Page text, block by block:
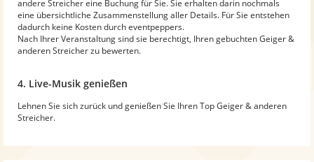
andere Streicher eine Buchung für Sie. Sie erhalten darin nochmals
eine übersichtliche Zusammenstellung aller Details. Für Sie entstehen
dadurch keine Kosten durch eventpeppers.
Nach Ihrer Veranstaltung sind sie berechtigt, Ihren gebuchten Geiger &
anderen Streicher zu bewerten.
4. Live-Musik genießen
Lehnen Sie sich zurück und genießen Sie Ihren Top Geiger & anderen
Streicher.